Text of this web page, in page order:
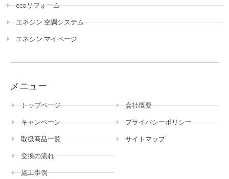
メニュー
トップページ
キャンペーン
取扱商品一覧
交換の流れ
施工事例
会社概要
プライバシーポリシー
サイトマップ
ecoリフォーム
エネジン 空調システム
エネジン マイページ